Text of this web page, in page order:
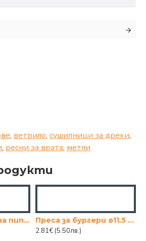
, ветрило, сушилници за дрехи,
, ресни за врата, метли
Нож за чистене на пипер
Преса за бургери ø11.5 см
2.81€ (5.50лв.)